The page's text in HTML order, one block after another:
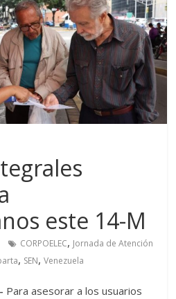
este 14-M
CORPOELEC, Jornada de Atención
, SEN,Venezuela
Para asesorar a los usuarios